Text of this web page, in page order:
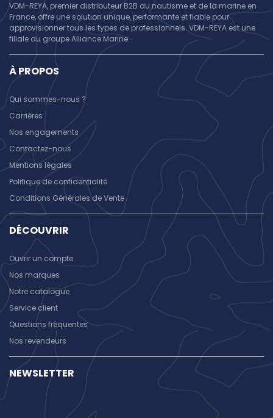
VDM-REYA, premier distributeur B2B du nautisme et de la marine en
France, offre une solution unique, performante et fiable pour
approvisionner tous les types de professionnels. VDM-REYA est une
filiale du groupe Alliance Marine.
À PROPOS
Qui sommes-nous ?
Carrières
Nos engagements
Contactez-nous
Mentions légales
Politique de confidentialité
Conditions Générales de Vente
DÉCOUVRIR
Ouvrir un compte
Nos marques
Notre catalogue
Service client
Questions fréquentes
Nos revendeurs
NEWSLETTER